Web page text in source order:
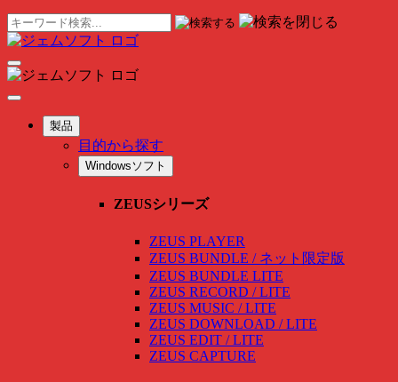
製品
目的から探す
Windowsソフト
ZEUSシリーズ
ZEUS PLAYER
ZEUS BUNDLE / ネット限定版
ZEUS BUNDLE LITE
ZEUS RECORD / LITE
ZEUS MUSIC / LITE
ZEUS DOWNLOAD / LITE
ZEUS EDIT / LITE
ZEUS CAPTURE